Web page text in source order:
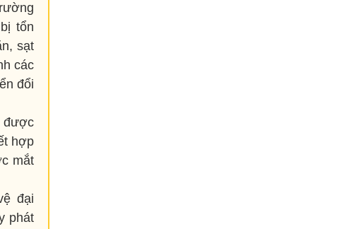
tổn
sạt
các
đổi
được
hợp
mắt
đại
phát